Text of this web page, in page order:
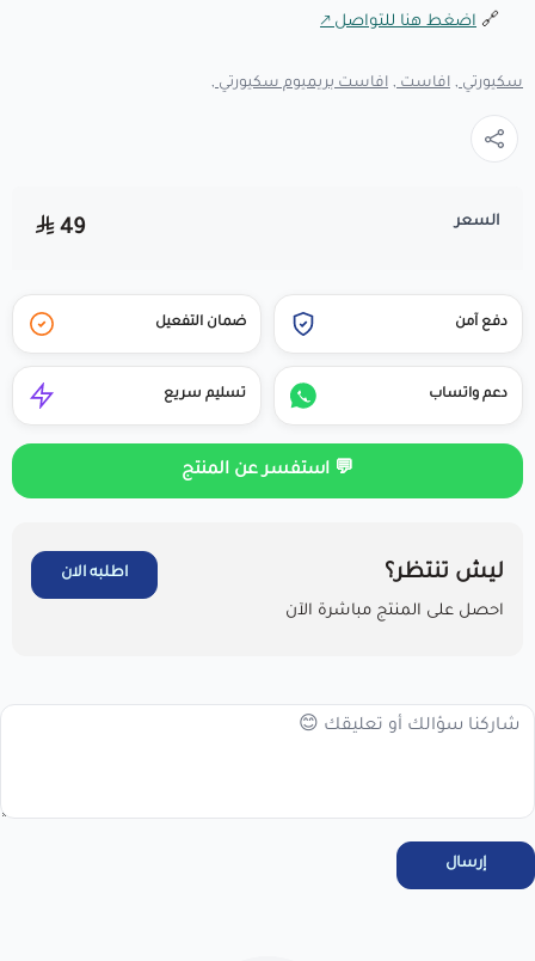
🔗 اضغط هنا للتواصل
سكيورتي , افاست , افاست بريميوم سكيورتي ,
السعر 49
دفع آمن ضمان التفعيل
دعم واتساب تسليم سريع
💬 استفسر عن المنتج
ليش تنتظر؟
احصل على المنتج مباشرة الآن
اطلبه الان
الاستلام لضمان التف...
إرسال